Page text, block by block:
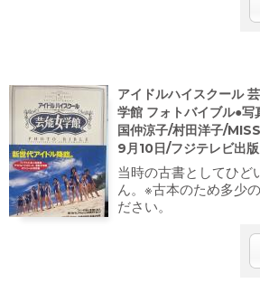
アイドルハイスクール
学館 フォトバイブル●写
国仲涼子/村田洋子/
9月10日/フジテレビ出版
当時の古書としてひど
ん。※古本のため多少
ださい。